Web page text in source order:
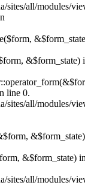
all/modules/
&$form_state)
line 0.
all/modules/
&$form_state) in
all/modules/